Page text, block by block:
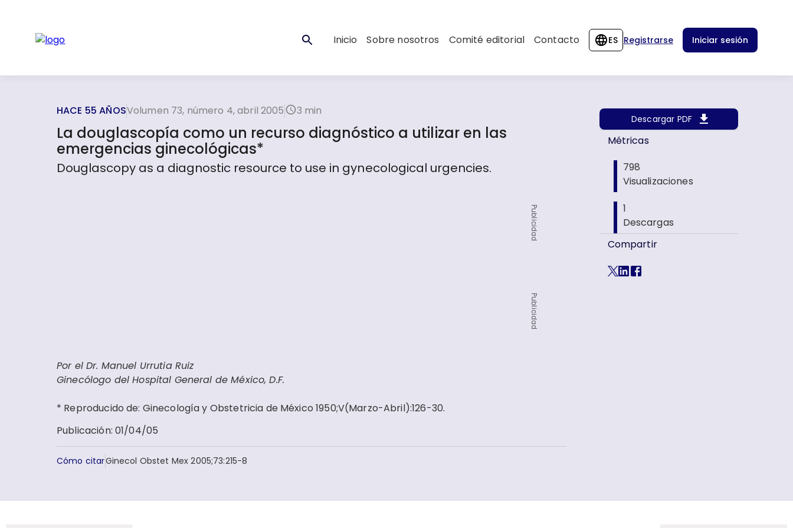
Inicio Sobre nosotros Comité editorial Contacto ES Registrarse Iniciar sesión
HACE 55 AÑOSVolumen 73, número 4, abril 2005 3 min
La douglascopía como un recurso diagnóstico a utilizar en las
emergencias ginecológicas*
Douglascopy as a diagnostic resource to use in gynecological urgencies.
Publicidad
Publicidad
Por el Dr. Manuel Urrutia Ruiz
Ginecólogo del Hospital General de México, D.F.
* Reproducido de: Ginecología y Obstetricia de México 1950;V(Marzo-Abril):126-30.
Publicación: 01/04/05
Cómo citarGinecol Obstet Mex 2005;73:215-8
Descargar PDF
Métricas
798
Visualizaciones
1
Descargas
Compartir